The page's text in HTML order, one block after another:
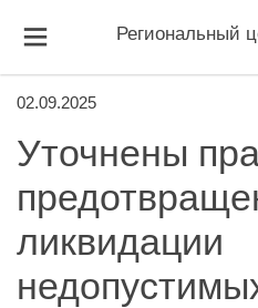
Региональный
02.09.2025
Уточнены
ликвидации